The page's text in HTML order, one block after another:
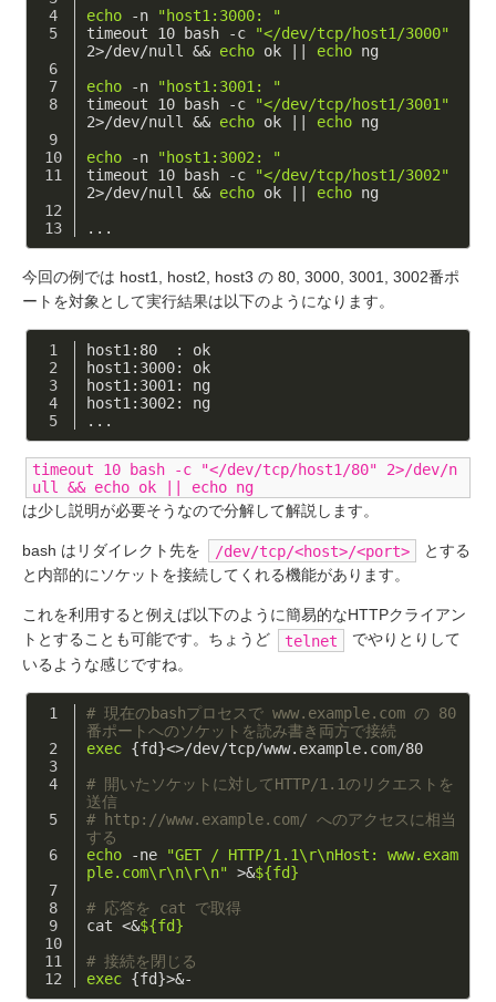
echo -n
"host1:3000: "
timeout 10 bash -c
"</dev/tcp/host1/3000"
2>/dev/null && echo ok || echo ng
echo -n
"host1:3001: "
timeout 10 bash -c
"</dev/tcp/host1/3001"
2>/dev/null && echo ok || echo ng
echo -n
"host1:3002: "
timeout 10 bash -c
"</dev/tcp/host1/3002"
2>/dev/null && echo ok || echo ng
...
今回の例では host1, host2, host3 の 80, 3000, 3001, 3002番ポ
ートを対象として実行結果は以下のようになります。
host1:80  : ok
host1:3000: ok
host1:3001: ng
host1:3002: ng
...
timeout 10 bash -c "</dev/tcp/host1/80" 2>/dev/n
ull && echo ok || echo ng
は少し説明が必要そうなので分解して解説します。
bash はリダイレクト先を /dev/tcp/<host>/<port>
とする
と内部的にソケットを接続してくれる機能があります。
これを利用すると例えば以下のように簡易的なHTTPクライアン
トとすることも可能です。ちょうど
telnet
でやりとりして
いるような感じですね。
# 現在のbashプロセスで www.example.com の 80
番ポートへのソケットを読み書き両方で接続
exec {fd}<>/dev/tcp/www.example.com/80
# 開いたソケットに対してHTTP/1.1のリクエストを
送信
# http://www.example.com/ へのアクセスに相当
する
echo -ne
"GET / HTTP/1.1\r\nHost: www.exam
ple.com\r\n\r\n" >&${fd}
# 応答を cat で取得
cat <&${fd}
# 接続を閉じる
exec {fd}>&-